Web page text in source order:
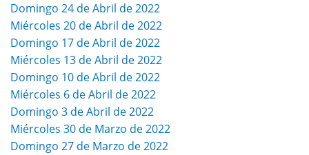
Domingo 24 de Abril de 2022
Miércoles 20 de Abril de 2022
Domingo 17 de Abril de 2022
Miércoles 13 de Abril de 2022
Domingo 10 de Abril de 2022
Miércoles 6 de Abril de 2022
Domingo 3 de Abril de 2022
Miércoles 30 de Marzo de 2022
Domingo 27 de Marzo de 2022